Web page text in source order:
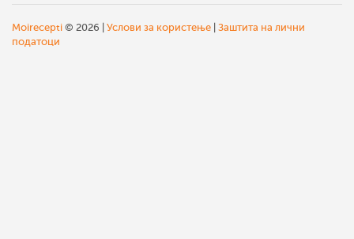
Moirecepti © 2026 | Услови за користење Заштита на лични
податоци